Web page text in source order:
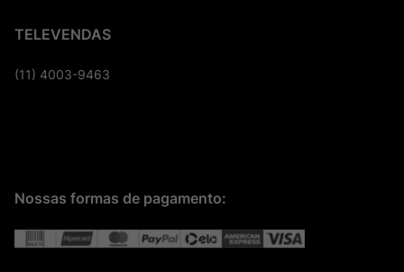
TELEVENDAS
(11) 4003-9463
Nossas formas de pagamento: